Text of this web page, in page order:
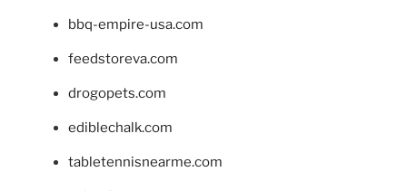
bbq-empire-usa.com
feedstoreva.com
drogopets.com
ediblechalk.com
tabletennisnearme.com